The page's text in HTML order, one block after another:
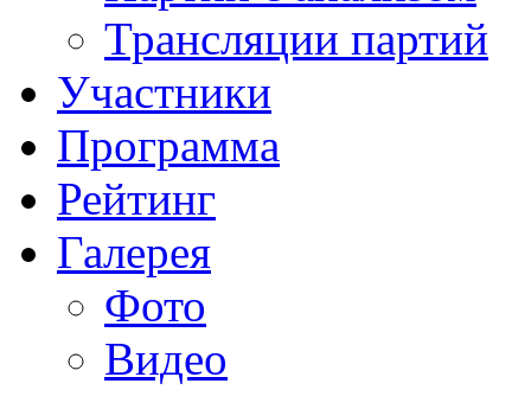
Трансляции партий
Участники
Программа
Рейтинг
Галерея
Фото
Видео